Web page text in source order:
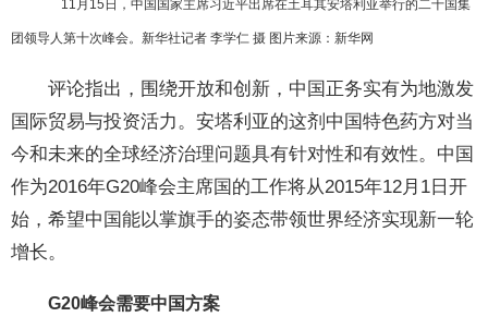
11月15日，中国国家主席习近平出席在土耳其安塔利亚举行的二十国集
团领导人第十次峰会。新华社记者 李学仁 摄 图片来源：新华网
评论指出，围绕开放和创新，中国正务实有为地激发
国际贸易与投资活力。安塔利亚的这剂中国特色药方对当
今和未来的全球经济治理问题具有针对性和有效性。中国
作为2016年G20峰会主席国的工作将从2015年12月1日开
始，希望中国能以掌旗手的姿态带领世界经济实现新一轮
增长。
G20峰会需要中国方案